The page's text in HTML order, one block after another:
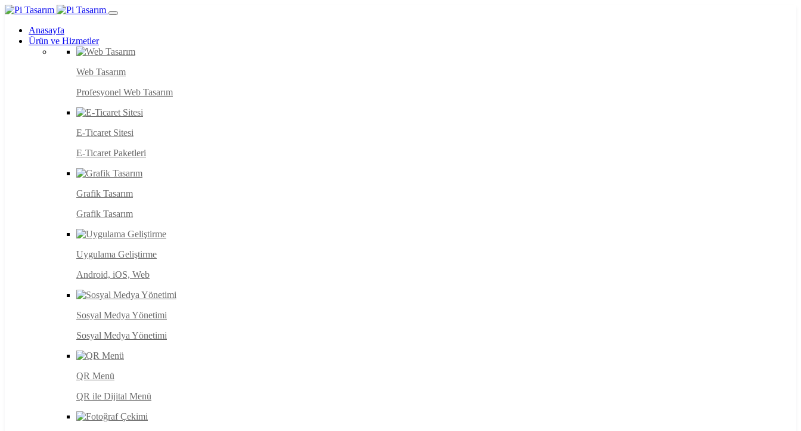
Anasayfa
Ürün ve Hizmetler
Web Tasarım
Profesyonel Web Tasarım
E-Ticaret Sitesi
E-Ticaret Paketleri
Grafik Tasarım
Grafik Tasarım
Uygulama Geliştirme
Android, iOS, Web
Sosyal Medya Yönetimi
Sosyal Medya Yönetimi
QR Menü
QR ile Dijital Menü